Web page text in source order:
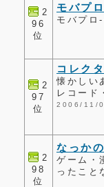
2
96
位
モバプ
モバプロ
2
97
位
コレク
懐かしい
レコード
2006/
2
98
位
なっか
ゲーム・
ったこと